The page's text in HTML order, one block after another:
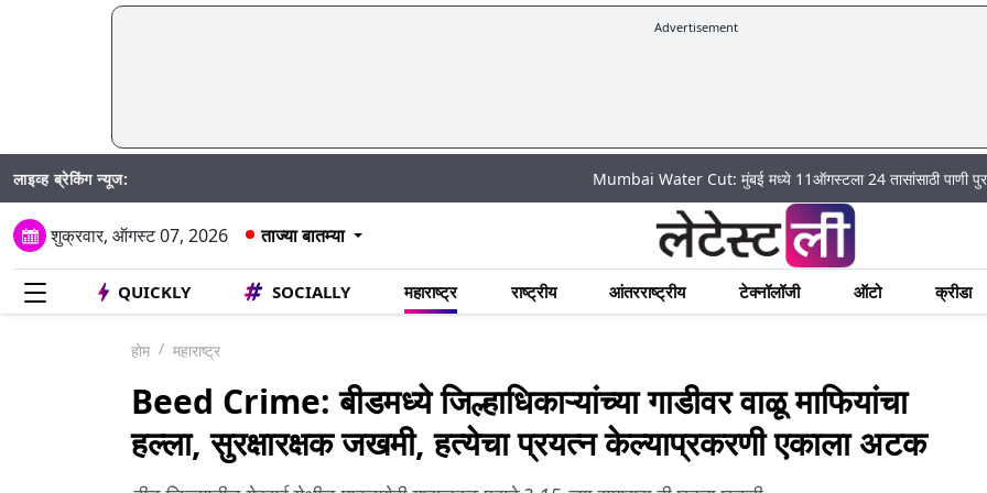
Advertisement
लाइव्ह ब्रेकिंग न्यूज: Mumbai Water Cut: मुंबई मध्ये 11ऑगस्टला 24 तासांसाठी पाणी पुरवठा
शुक्रवार, ऑगस्ट 07, 2026 ताज्या बातम्या
QUICKLY SOCIALLY महाराष्ट्र राष्ट्रीय आंतरराष्ट्रीय टेक्नॉलॉजी ऑटो क्रीडा
होम महाराष्ट्र
Beed Crime: बीडमध्ये जिल्हाधिकाऱ्यांच्या गाडीवर वाळू माफियांचा
हल्ला, सुरक्षारक्षक जखमी, हत्येचा प्रयत्न केल्याप्रकरणी एकाला अटक